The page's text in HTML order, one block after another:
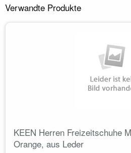
Verwandte Produkte
KEEN Herren Freizeitschuhe
Orange, aus Leder